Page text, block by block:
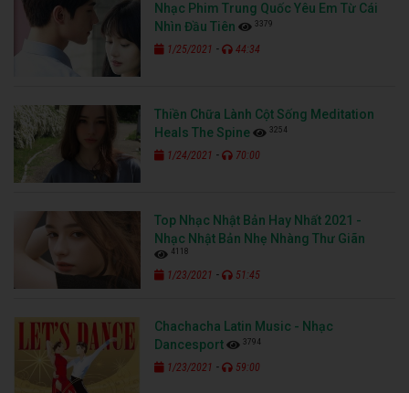
Nhạc Phim Trung Quốc Yêu Em Từ Cái
Nhìn Đầu Tiên
3379
1/25/2021 - 44:34
Thiền Chữa Lành Cột Sống Meditation
Heals The Spine
3254
1/24/2021 - 70:00
Top Nhạc Nhật Bản Hay Nhất 2021 -
Nhạc Nhật Bản Nhẹ Nhàng Thư Giãn
4118
1/23/2021 - 51:45
Chachacha Latin Music - Nhạc
Dancesport
3794
1/23/2021 - 59:00